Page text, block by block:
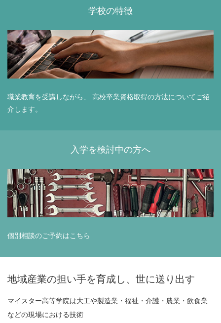
学校の特徴
職業教育を受講しながら、 高校卒業資格取得の方法についてご紹
介します。
入学を検討中の方へ
個別相談のご予約はこちら
地域産業の担い手を育成し、世に送り出す
マイスター高等学院は大工や製造業・福祉・介護・農業・飲食業
などの現場における技術